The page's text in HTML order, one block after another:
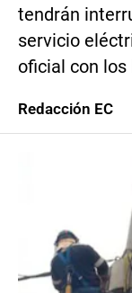
tendrán
servicio
oficial con los
Redacción EC